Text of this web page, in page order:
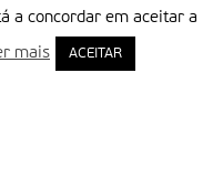
a concordar em aceitar a
mais ACEITAR